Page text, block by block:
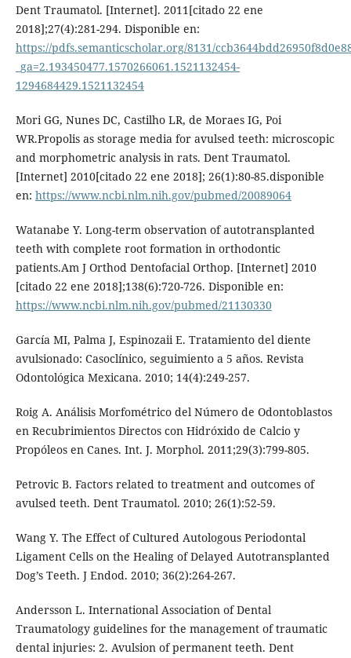
Dent Traumatol. [Internet]. 2011[citado 22 ene
2018];27(4):281-294. Disponible en:
https://pdfs.semanticscholar.org/8131/
_ga=2.193450477.1570266061.1521132454-
1294684429.1521132454
Mori GG, Nunes DC, Castilho LR, de Moraes IG, Poi
WR.Propolis as storage media for avulsed teeth: microscopic
and morphometric analysis in rats. Dent Traumatol.
[Internet] 2010[citado 22 ene 2018]; 26(1):80-85.disponible
en: https://www.ncbi.nlm.nih.gov/pubmed/20089064
Watanabe Y. Long-term observation of autotransplanted
teeth with complete root formation in orthodontic
patients.Am J Orthod Dentofacial Orthop. [Internet] 2010
[citado 22 ene 2018];138(6):720-726. Disponible en:
https://www.ncbi.nlm.nih.gov/pubmed/21130330
García MI, Palma J, Espinozaii E. Tratamiento del diente
avulsionado: Casoclínico, seguimiento a 5 años. Revista
Odontológica Mexicana. 2010; 14(4):249-257.
Roig A. Análisis Morfométrico del Número de Odontoblastos
en Recubrimientos Directos con Hidróxido de Calcio y
Propóleos en Canes. Int. J. Morphol. 2011;29(3):799-805.
Petrovic B. Factors related to treatment and outcomes of
avulsed teeth. Dent Traumatol. 2010; 26(1):52-59.
Wang Y. The Effect of Cultured Autologous Periodontal
Ligament Cells on the Healing of Delayed Autotransplanted
Dog’s Teeth. J Endod. 2010; 36(2):264-267.
Andersson L. International Association of Dental
Traumatology guidelines for the management of traumatic
dental injuries: 2. Avulsion of permanent teeth. Dent